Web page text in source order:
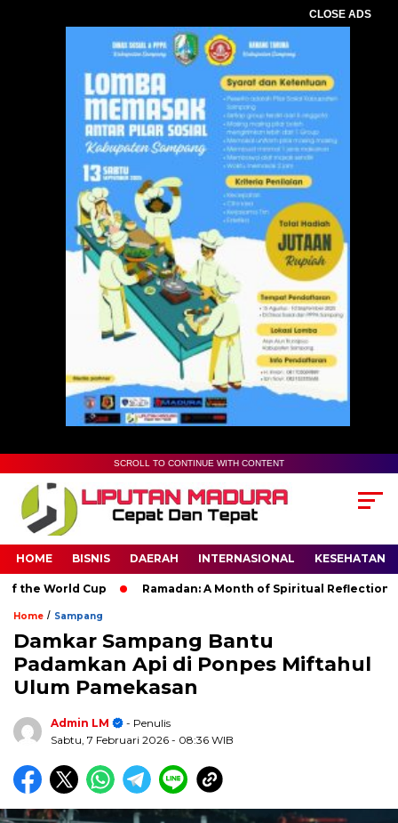
CLOSE ADS
SCROLL TO CONTINUE WITH CONTENT
HOME BISNIS DAERAH INTERNASIONAL KESEHATAN
World Cup Ramadan: A Month of Spiritual Reflection,
Home / Sampang
Damkar Sampang Bantu
Padamkan Api di Ponpes Miftahul
Ulum Pamekasan
Admin LM
- Penulis
Sabtu, 7 Februari 2026 - 08:36 WIB